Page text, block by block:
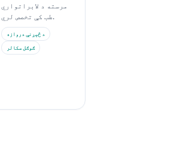
مرسته د لابراتواري
طب کې تخصص لري.
د څېړنې دروازه
ګوګل سکالر